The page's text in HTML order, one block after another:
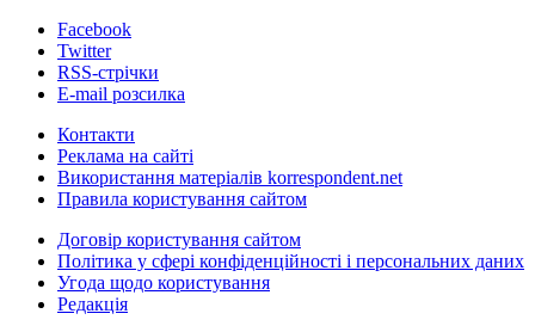
Facebook
Twitter
RSS-стрічки
E-mail розсилка
Контакти
Реклама на сайті
Використання матеріалів korrespondent.net
Правила користування сайтом
Договір користування сайтом
Політика у сфері конфіденційності і персональних даних
Угода щодо користування
Редакція